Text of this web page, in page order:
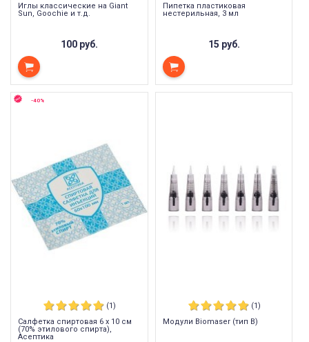
Иглы классические на Giant
Sun, Goochie и т.д.
100 руб.
Пипетка пластиковая
нестерильная, 3 мл
15 руб.
(1)
Салфетка спиртовая 6 х 10 см
(70% этилoвого cпиpта),
Асептика
-40%
(1)
Модули Biomaser (тип B)